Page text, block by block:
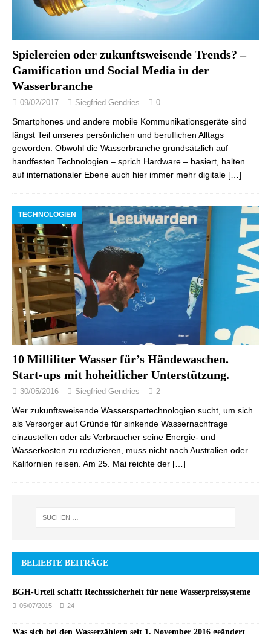
Spielereien oder zukunftsweisende Trends? –
Gamification und Social Media in der
Wasserbranche
09/02/2017 Siegfried Gendries 0
Smartphones und andere mobile Kommunikationsgeräte sind
längst Teil unseres persönlichen und beruflichen Alltags
geworden. Obwohl die Wasserbranche grundsätzlich auf
handfesten Technologien – sprich Hardware – basiert, halten
auf internationaler Ebene auch hier immer mehr digitale […]
TECHNOLOGIEN
10 Milliliter Wasser für’s Händewaschen.
Start-ups mit hoheitlicher Unterstützung.
30/05/2016 Siegfried Gendries 2
Wer zukunftsweisende Wasserspartechnologien sucht, um sich
als Versorger auf Gründe für sinkende Wassernachfrage
einzustellen oder als Verbraucher seine Energie- und
Wasserkosten zu reduzieren, muss nicht nach Australien oder
Kalifornien reisen. Am 25. Mai reichte der […]
BELIEBTE BEITRÄGE
BGH-Urteil schafft Rechtssicherheit für neue Wasserpreissysteme
05/07/2015 24
Was sich bei den Wasserzählern seit 1. November 2016 geändert